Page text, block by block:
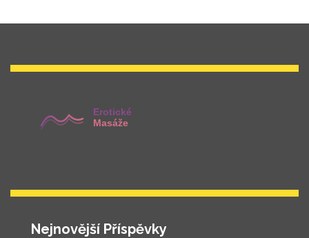
Nejnovější Příspěvky